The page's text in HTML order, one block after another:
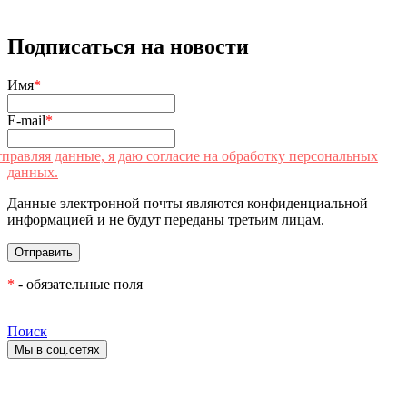
Подписаться на новости
Имя*
E-mail*
данные, я даю согласие на обработку персональных
данных.
Данные электронной почты являются конфиденциальной
информацией и не будут переданы третьим лицам.
* - обязательные поля
Поиск
Мы в соц.сетях